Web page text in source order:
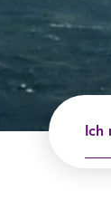
Ich